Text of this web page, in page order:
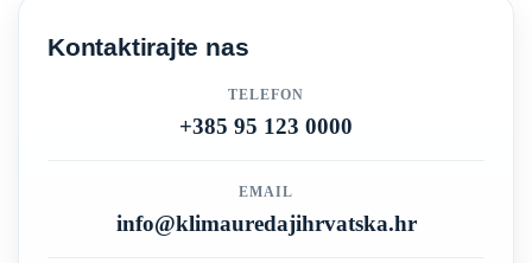
Kontaktirajte nas
TELEFON
+385 95 123 0000
EMAIL
info@klimauredajihrvatska.hr